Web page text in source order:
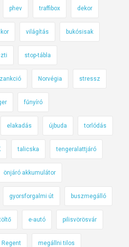
phev traffibox dekor
világítás bukósisak
stop-tábla
Norvégia stressz
fűnyíró
elakadás újbuda torlódás
talicska tengeralattjáró
önjáró akkumulátor
gyorsforgalmi út buszmegálló
e-autó pilisvörösvár
Regent megállni tilos